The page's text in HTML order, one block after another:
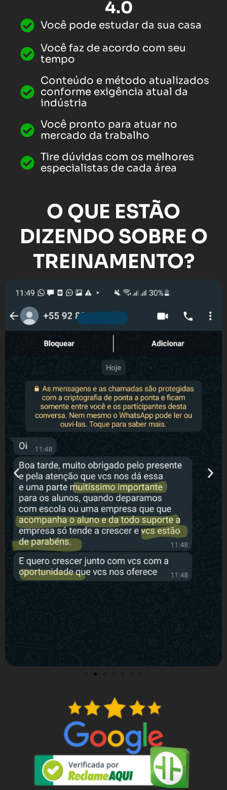
4.0
Você pode estudar da sua casa
Você faz de acordo com seu
tempo
Conteúdo e método atualizados
conforme exigência atual da
indústria
Você pronto para atuar no
mercado da trabalho
Tire dúvidas com os melhores
especialistas de cada área
O QUE ESTÃO
DIZENDO SOBRE O
TREINAMENTO?